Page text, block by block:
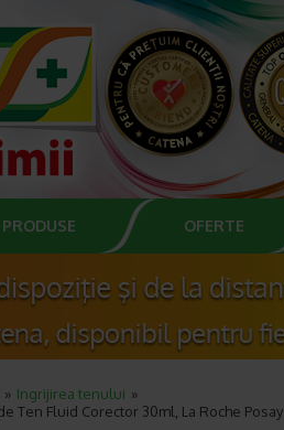
OFERTE
Ingrijirea tenului
Ten Fluid Corector 30ml, La Roche Posay